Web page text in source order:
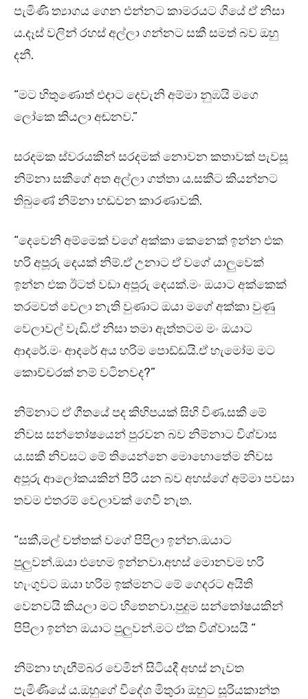
පැමිණි ත්‍යාගය ගෙන එන්නට කාමරයට ගියේ ඒ නිසා
ය.දෑස් වලින් රහස් අල්ලා ගන්නට සකී සමත් බව ඔහු
දනී.
“මට හිතුණොත් එදාට දෙවැනි අම්මා නුඹයි මගෙ
ලෝකෙ කියලා අඬනව.”
සරදමක ස්වරයකින් සරදමක් නොවන කතාවක් පැවසූ
නිම්නා සකීගේ අත අල්ලා ගත්තා ය.සකීට කියන්නට
තිබුණේ නිම්නා හඬවන කාරණාවකි.
“දෙවෙනි අම්මෙක් වගේ අක්කා කෙනෙක් ඉන්න එක
හරි අපූරු දෙයක් නිම්.ඒ උනාට ඒ වගේ යාලුවෙක්
ඉන්න එක ඊටත් වඩා අපූරු දෙයක්.මං ඔයාට අක්කෙක්
තරමවත් වෙලා නැති වුණාට ඔයා මගේ අක්කා වුණු
වෙලාවල් වැඩි.ඒ නිසා තමා ඇත්තටම මං ඔයාට
ආදරේ.මං ආදරේ අය හරිම පොඩ්ඩයි.ඒ හැමෝම මට
කොච්චරක් නම් වටිනවද?”
නිම්නාට ඒ ගීතයේ පද කිහිපයක් සිහි විණ.සකී මේ
නිවස සන්තෝෂයෙන් පුරවන බව නිම්නාට විශ්වාස
ය.සකී නිවසට මේ තියෙන්නෙ මොහොතේම නිවස
අපූරු ආලෝකයකින් පිරී යන බව අහස්ගේ අම්මා පවසා
තවම එතරම් වෙලාවක් ගෙවී නැත.
“සකී,මල් වත්තක් වගේ පිපිලා ඉන්න.ඔයාට
පුලුවන්.ඔයා එහෙම ඉන්නවා.අහස් මොනවම හරි
හැංගුවට ඔයා හරිම ඉක්මනට මේ ගෙදරට අයිති
වෙනවයි කියලා මට හිතෙනවා.පුදුම සන්තෝෂයකින්
පිපිලා ඉන්න ඔයාට පුලුවන්.මට ඒක විශ්වාසයි “
නිම්නා හැඟීම්බර වෙමින් සිටියදී අහස් නැවත
පැමිණියේ ය.ඔහුගේ විදේශ මිතුරා ඔහුට සූරියකාන්ත